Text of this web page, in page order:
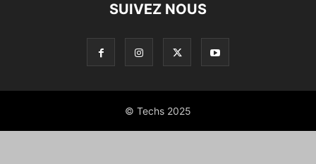
SUIVEZ NOUS
© Techs 2025